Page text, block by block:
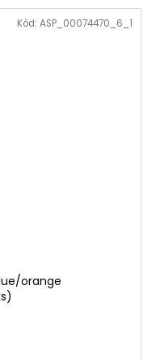
orange
Kód: ASP_00074470_6_1